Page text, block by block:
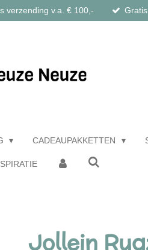
verzending v.a. € 100,-
CADEAUPAKKETTEN
Jollein